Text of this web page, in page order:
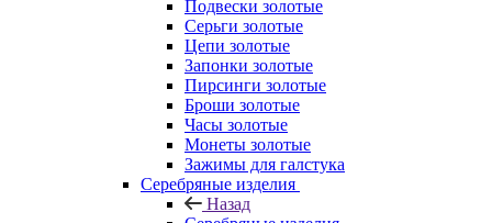
Подвески золотые
Серьги золотые
Цепи золотые
Запонки золотые
Пирсинги золотые
Броши золотые
Часы золотые
Монеты золотые
Зажимы для галстука
Серебряные изделия
Назад